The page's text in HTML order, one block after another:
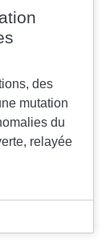
des
mutation
du
relayée